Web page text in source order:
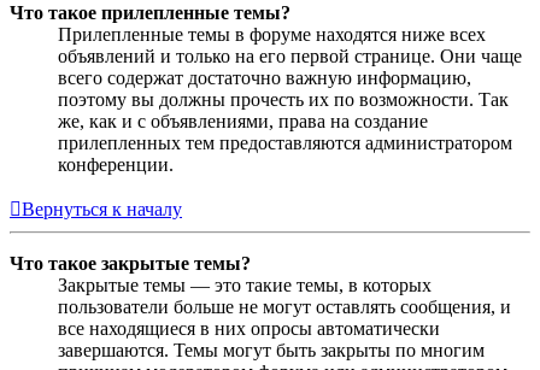
Что такое прилепленные темы?
Прилепленные темы в форуме находятся ниже всех
объявлений и только на его первой странице. Они чаще
всего содержат достаточно важную информацию,
поэтому вы должны прочесть их по возможности. Так
же, как и с объявлениями, права на создание
прилепленных тем предоставляются администратором
конференции.
Вернуться к началу
Что такое закрытые темы?
Закрытые темы — это такие темы, в которых
пользователи больше не могут оставлять сообщения, и
все находящиеся в них опросы автоматически
завершаются. Темы могут быть закрыты по многим